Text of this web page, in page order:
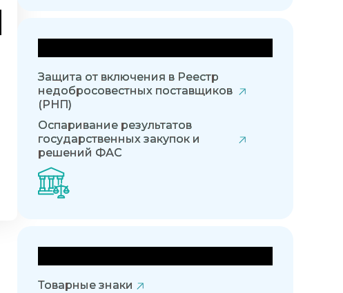
Защита от включения в Реестр
недобросовестных поставщиков
(РНП)
Оспаривание результатов
государственных закупок и
решений ФАС
Товарные знаки